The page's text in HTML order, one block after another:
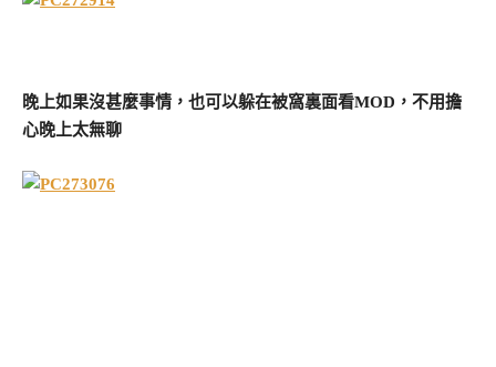
晚上如果沒甚麼事情，也可以躲在被窩裏面看MOD，不用擔
心晚上太無聊